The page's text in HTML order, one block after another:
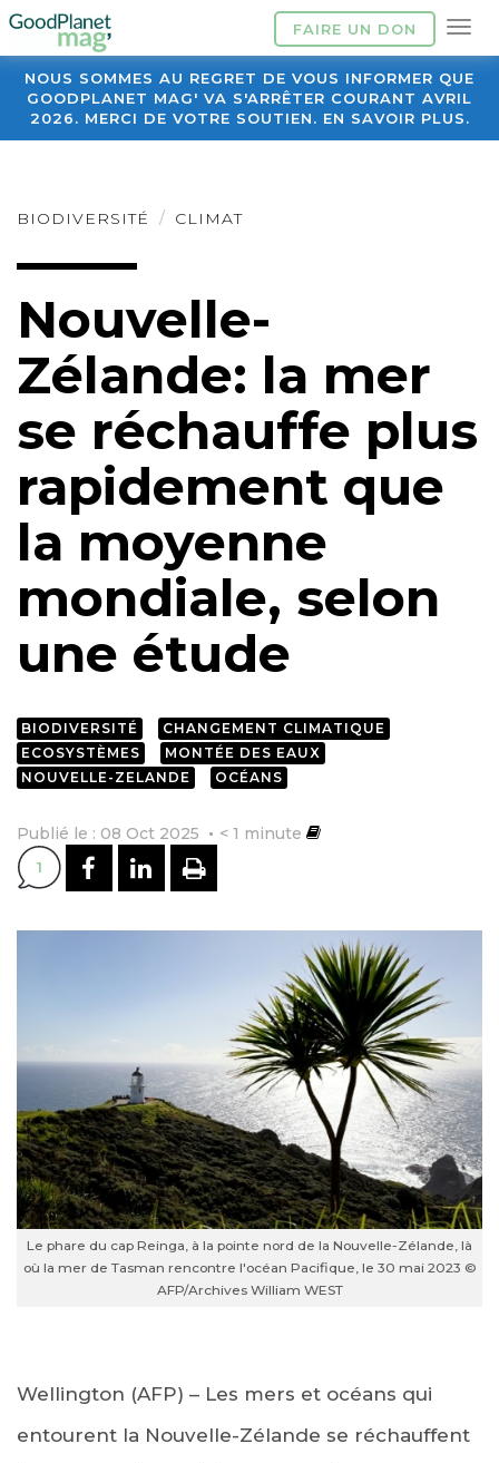
FAIRE UN DON
NOUS SOMMES AU REGRET DE VOUS INFORMER QUE
GOODPLANET MAG' VA S'ARRÊTER COURANT AVRIL
2026. MERCI DE VOTRE SOUTIEN. EN SAVOIR PLUS.
BIODIVERSITÉ CLIMAT
Nouvelle-
Zélande: la mer
se réchauffe plus
rapidement que
la moyenne
mondiale, selon
une étude
BIODIVERSITÉ
CHANGEMENT CLIMATIQUE
ECOSYSTÈMES
MONTÉE DES EAUX
NOUVELLE-ZELANDE
OCÉANS
Publié le : 08 Oct 2025 < 1 minute
1 PARTAGER SUR FACEBOOK
PARTAGER SUR
IMPRIMER
Le phare du cap Reinga, à la pointe nord de la Nouvelle-Zélande, là
où la mer de Tasman rencontre l'océan Pacifique, le 30 mai 2023 ©
AFP/Archives William WEST
Wellington (AFP) – Les mers et océans qui
entourent la Nouvelle-Zélande se réchauffent